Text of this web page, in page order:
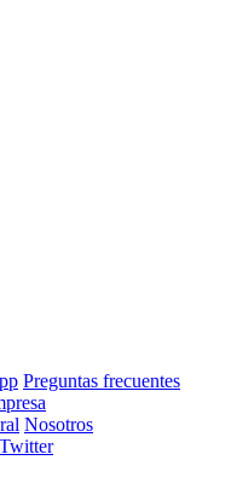
Preguntas frecuentes
Nosotros
Twitter